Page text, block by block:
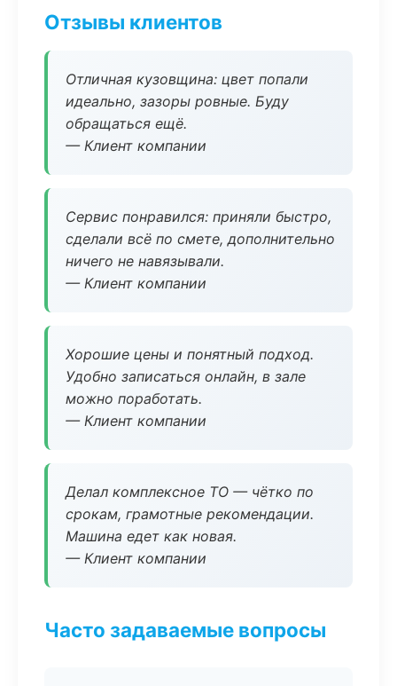
Отзывы клиентов
Отличная кузовщина: цвет попали
идеально, зазоры ровные. Буду
обращаться ещё.
— Клиент компании
Сервис понравился: приняли быстро,
сделали всё по смете, дополнительно
ничего не навязывали.
— Клиент компании
Хорошие цены и понятный подход.
Удобно записаться онлайн, в зале
можно поработать.
— Клиент компании
Делал комплексное ТО — чётко по
срокам, грамотные рекомендации.
Машина едет как новая.
— Клиент компании
Часто задаваемые вопросы